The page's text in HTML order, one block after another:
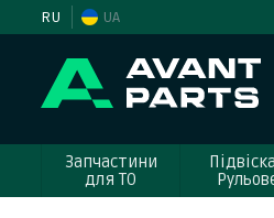
RU UA
Запчастини
для ТО